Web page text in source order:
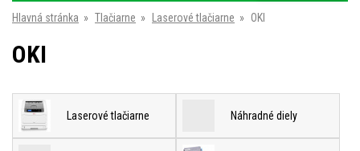
Hlavná stránka » Tlačiarne » Laserové tlačiarne » OKI
OKI
Laserové tlačiarne Náhradné diely